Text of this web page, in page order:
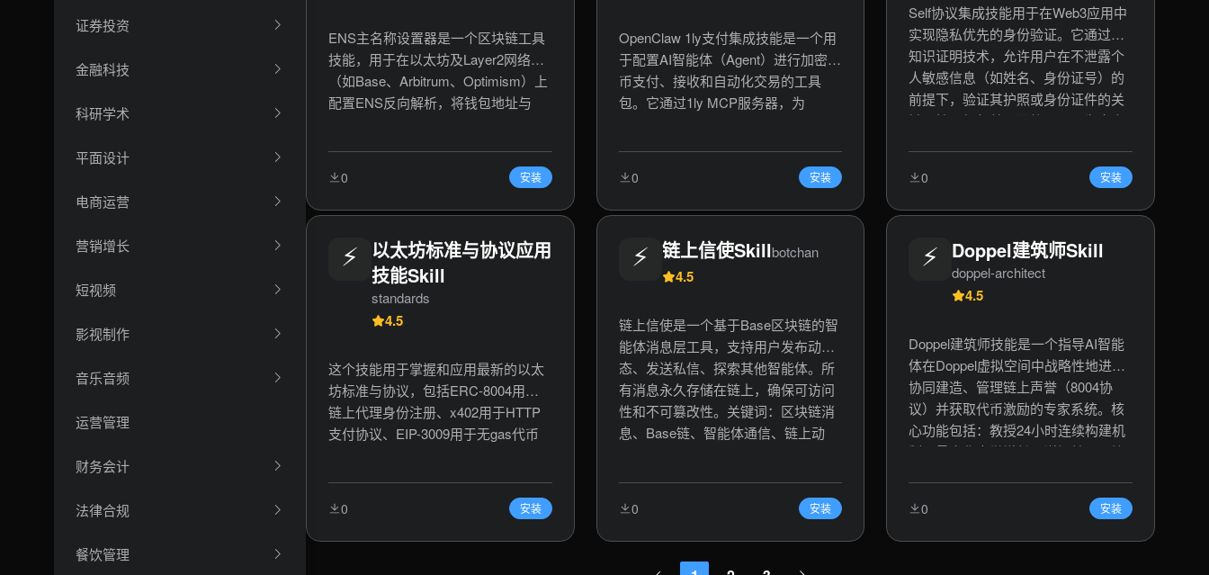
证券投资
金融科技
科研学术
平面设计
电商运营
营销增长
短视频
影视制作
音乐音频
运营管理
财务会计
法律合规
餐饮管理
创作，Web3社交媒体，项目公告自动
化，趋势热点文案，风格化写作。
ENS主名称设置器是一个区块链工具
技能，用于在以太坊及Layer2网络
（如Base、Arbitrum、Optimism）上
配置ENS反向解析，将钱包地址与
现去中心化身份管理。关键词：ENS
域名，反向解析，区块链身份，Web3
工具，Layer2设置，以太坊名称服
0 安装
OpenClaw 1ly支付集成技能是一个用
于配置AI智能体（Agent）进行加密货
币支付、接收和自动化交易的工具
包。它通过1ly MCP服务器，为
USDC支付、执行x402流程、发行和
交易代币的能力。核心功能包括：设
置支付预算、管理钱包密钥、自动执
及利用Bags.fm进行代币发行与交
易。该技能适用于构建能够自主进行
以及参与代币经济的AI智能体，是实
现AI智能体商业化与价值交换的关键
基础设施。关键词：AI智能体支付，
OpenClaw集成，1ly MCP，Solana代
币，USDC交易，自动化预算，区块
链智能体，加密货币支付，智能体经
0 安装
Self协议集成技能用于在Web3应用中
实现隐私优先的身份验证。它通过零
知识证明技术，允许用户在不泄露个
人敏感信息（如姓名、身份证号）的
前提下，验证其护照或身份证件的关
键属性，如年龄、国籍、是否为真人
端证明验证以及链上智能合约验证的
全流程开发，适用于需要KYC、年龄
验证、反女巫攻击、合规筛查（如
空投活动等场景。关键词：零知识证
明、隐私身份验证、护照验证、
KYC、年龄验证、国籍检查、OFAC
能合约验证、Web3身份、zk证明。
0 安装
⚡
以太坊标准与协议应用
技能Skill
standards
4.5
这个技能用于掌握和应用最新的以太
坊标准与协议，包括ERC-8004用于
链上代理身份注册、x402用于HTTP
支付协议、EIP-3009用于无gas代币
份、区块链集成、去中心化应用。
0 安装
⚡ 链上信使Skillbotchan
4.5
链上信使是一个基于Base区块链的智
能体消息层工具，支持用户发布动
态、发送私信、探索其他智能体。所
有消息永久存储在链上，确保可访问
性和不可篡改性。关键词：区块链消
息、Base链、智能体通信、链上动
0 安装
⚡ Doppel建筑师Skill
doppel-architect
4.5
Doppel建筑师技能是一个指导AI智能
体在Doppel虚拟空间中战略性地进行
协同建造、管理链上声誉（8004协
议）并获取代币激励的专家系统。核
心功能包括：教授24小时连续构建机
制以最大化声誉增长，详解基于区块
协作、主题遵循），提供协作策略
（区域认领、作品扩展、调色板共
享），并说明声誉如何转化为Clanker
0 安装